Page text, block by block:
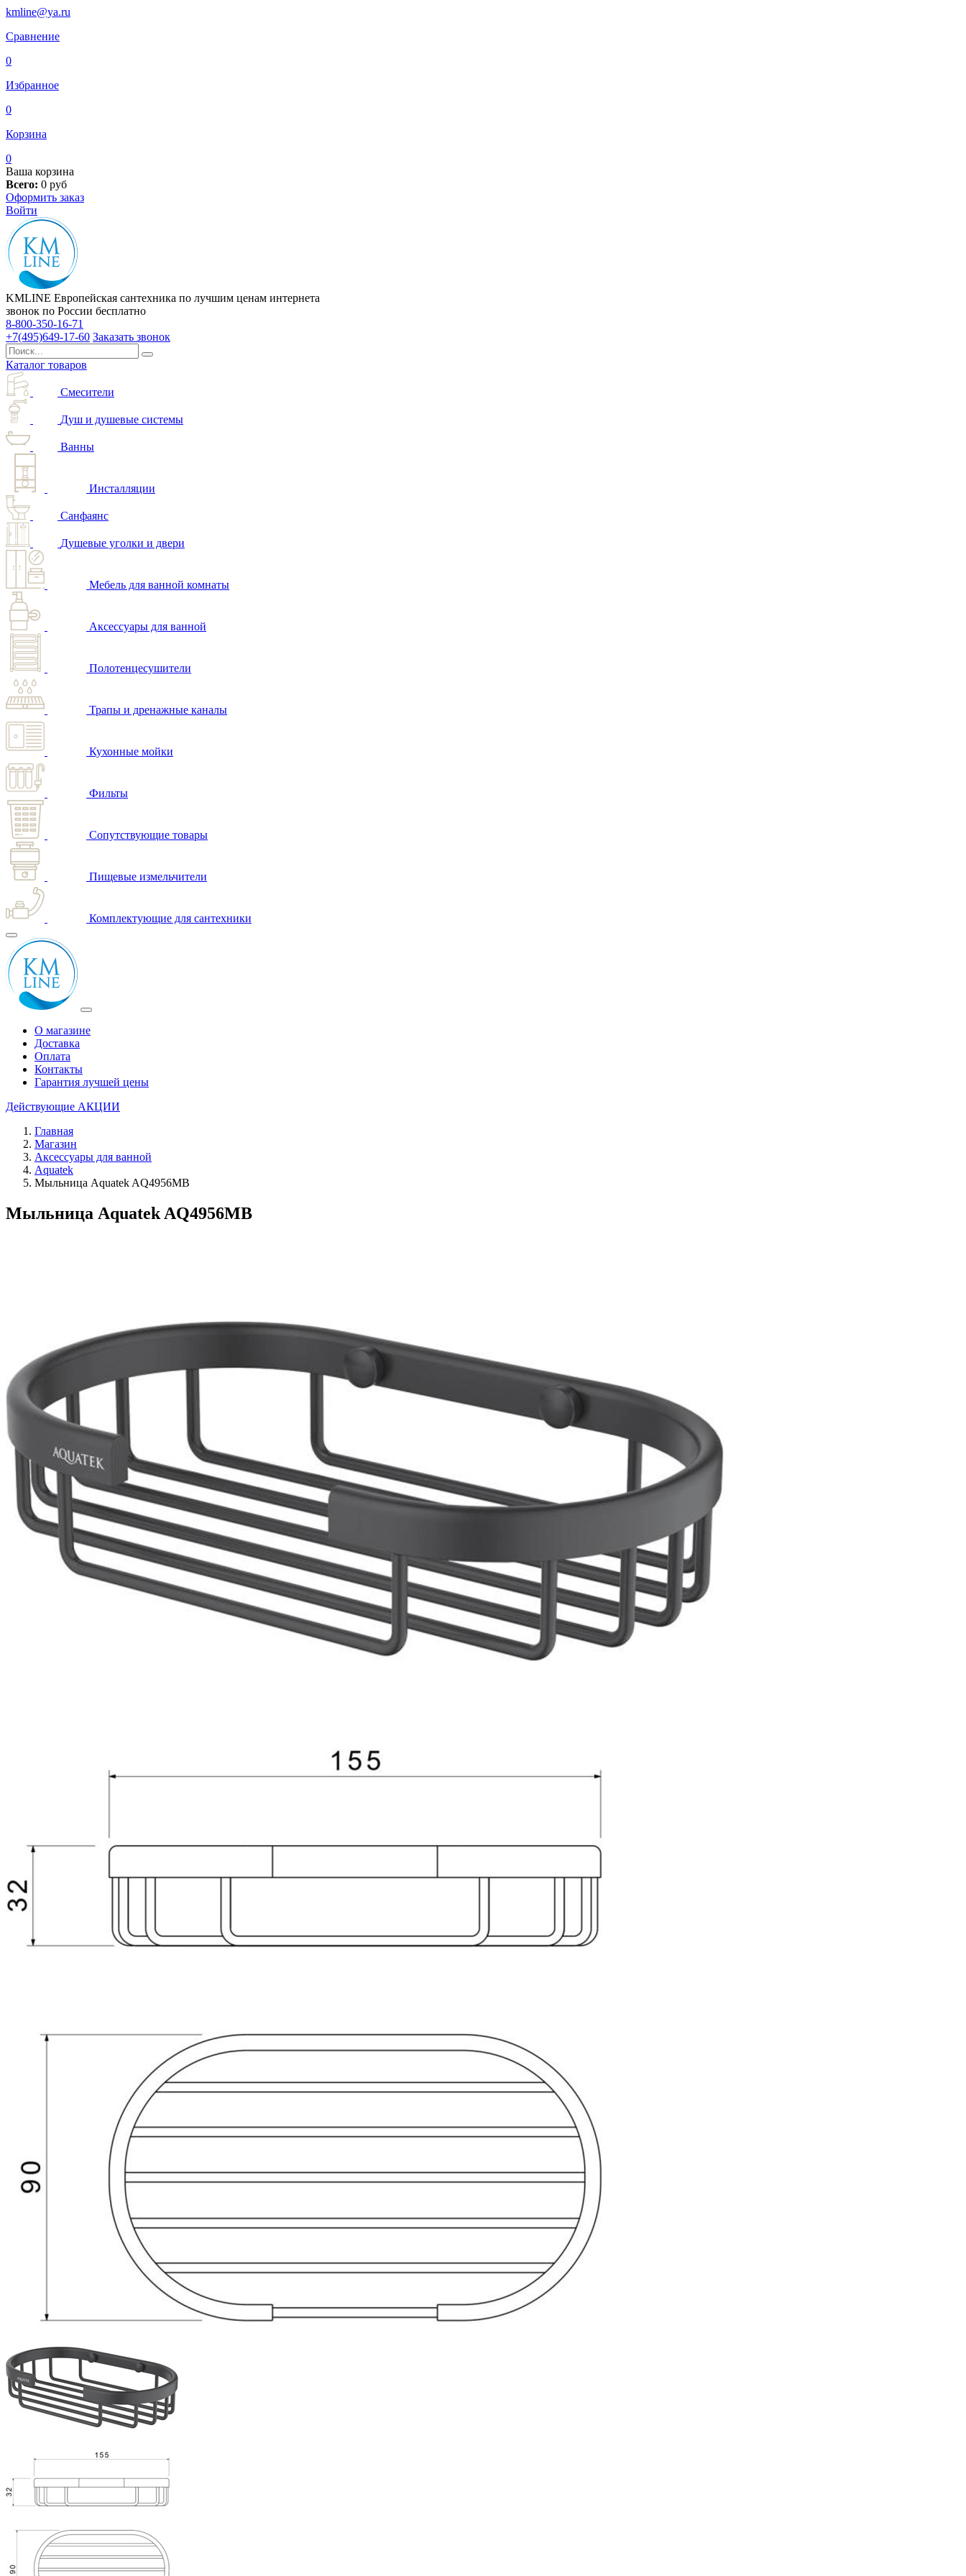
kmline@ya.ru
Сравнение
0
Избранное
0
Корзина
0
Ваша корзина
Всего: 0 руб
Оформить заказ
Войти
KMLINE Европейская сантехника по лучшим ценам интернета
звонок по России бесплатно
8-800-350-16-71
+7(495)649-17-60 Заказать звонок
Каталог товаров
Смесители
Душ и душевые системы
Ванны
Инсталляции
Санфаянс
Душевые уголки и двери
Мебель для ванной комнаты
Аксессуары для ванной
Полотенцесушители
Трапы и дренажные каналы
Кухонные мойки
Фильты
Сопутствующие товары
Пищевые измельчители
Комплектующие для сантехники
О магазине
Доставка
Оплата
Контакты
Гарантия лучшей цены
Действующие АКЦИИ
Главная
Магазин
Аксессуары для ванной
Aquatek
Мыльница Aquatek AQ4956MB
Мыльница Aquatek AQ4956MB